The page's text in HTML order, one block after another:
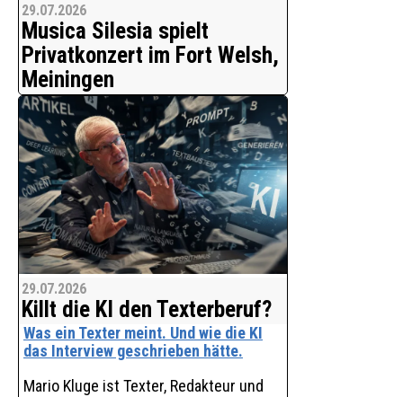
29.07.2026
Musica Silesia spielt
Privatkonzert im Fort Welsh,
Meiningen
Fort Welsh, Ort des Live-Auftritts von
Musica Silesia und zugleich
Filmgelände (© Obikyama Music)
Das bekannte deutsche
Musikensemble Musica Silesia spielte
am 25. 07.2026 ein unangekündigtes
Privatkonzert auf dem Gelände ‘Fort
Welsh’ in Meiningen (Thüringen).
Musica Silesia ist internation
29.07.2026
Killt die KI den Texterberuf?
Was ein Texter meint. Und wie die KI
das Interview geschrieben hätte.
Mario Kluge ist Texter, Redakteur und